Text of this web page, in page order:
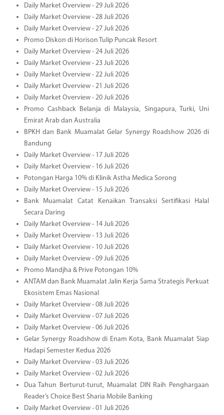
Daily Market Overview - 29 Juli 2026
Daily Market Overview - 28 Juli 2026
Daily Market Overview - 27 Juli 2026
Promo Diskon di Horison Tulip Puncak Resort
Daily Market Overview - 24 Juli 2026
Daily Market Overview - 23 Juli 2026
Daily Market Overview - 22 Juli 2026
Daily Market Overview - 21 Juli 2026
Daily Market Overview - 20 Juli 2026
Promo Cashback Belanja di Malaysia, Singapura, Turki, Uni
Emirat Arab dan Australia
BPKH dan Bank Muamalat Gelar Synergy Roadshow 2026 di
Bandung
Daily Market Overview - 17 Juli 2026
Daily Market Overview - 16 Juli 2026
Potongan Harga 10% di Klinik Astha Medica Sorong
Daily Market Overview - 15 Juli 2026
Bank Muamalat Catat Kenaikan Transaksi Sertifikasi Halal
Secara Daring
Daily Market Overview - 14 Juli 2026
Daily Market Overview - 13 Juli 2026
Daily Market Overview - 10 Juli 2026
Daily Market Overview - 09 Juli 2026
Promo Mandjha & Prive Potongan 10%
ANTAM dan Bank Muamalat Jalin Kerja Sama Strategis Perkuat
Ekosistem Emas Nasional
Daily Market Overview - 08 Juli 2026
Daily Market Overview - 07 Juli 2026
Daily Market Overview - 06 Juli 2026
Gelar Synergy Roadshow di Enam Kota, Bank Muamalat Siap
Hadapi Semester Kedua 2026
Daily Market Overview - 03 Juli 2026
Daily Market Overview - 02 Juli 2026
Dua Tahun Berturut-turut, Muamalat DIN Raih Penghargaan
Reader’s Choice Best Sharia Mobile Banking
Daily Market Overview - 01 Juli 2026